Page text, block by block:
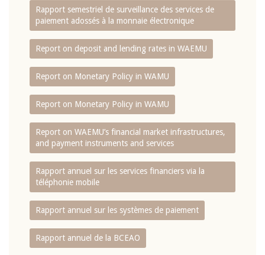
Rapport semestriel de surveillance des services de
paiement adossés à la monnaie électronique
Report on deposit and lending rates in WAEMU
Report on Monetary Policy in WAMU
Report on Monetary Policy in WAMU
Report on WAEMU’s financial market infrastructures,
and payment instruments and services
Rapport annuel sur les services financiers via la
téléphonie mobile
Rapport annuel sur les systèmes de paiement
Rapport annuel de la BCEAO